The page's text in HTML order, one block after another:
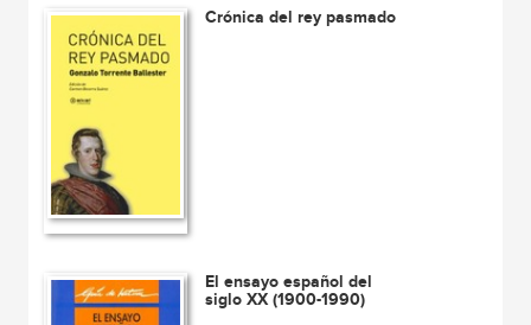
Crónica del rey pasmado
El ensayo español del
siglo XX (1900-1990)